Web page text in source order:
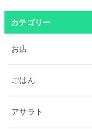
カテゴリー
お店
ごはん
アサラト